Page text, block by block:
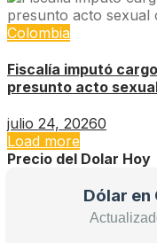
Colombia
Fiscalía imputó
presunto acto
julio 24, 20260
Load more
Precio del Dolar Hoy
Dólar en